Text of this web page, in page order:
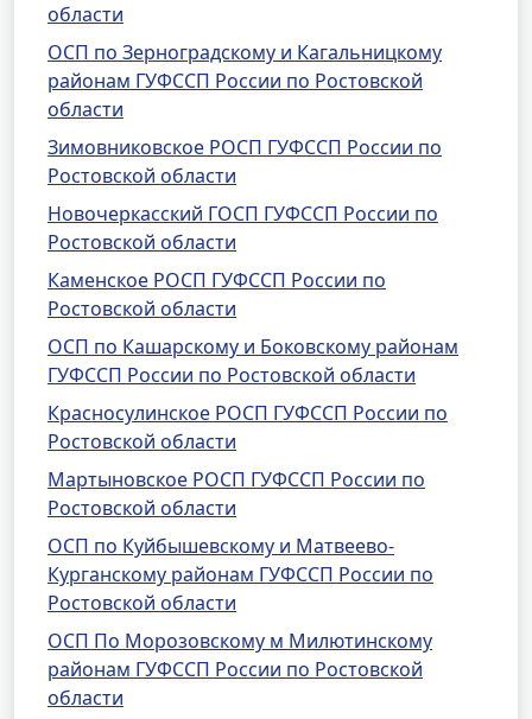
области
ОСП по Зерноградскому и Кагальницкому
районам ГУФССП России по Ростовской
области
Зимовниковское РОСП ГУФССП России по
Ростовской области
Новочеркасский ГОСП ГУФССП России по
Ростовской области
Каменское РОСП ГУФССП России по
Ростовской области
ОСП по Кашарскому и Боковскому районам
ГУФССП России по Ростовской области
Красносулинское РОСП ГУФССП России по
Ростовской области
Мартыновское РОСП ГУФССП России по
Ростовской области
ОСП по Куйбышевскому и Матвеево-
Курганскому районам ГУФССП России по
Ростовской области
ОСП По Морозовскому м Милютинскому
районам ГУФССП России по Ростовской
области